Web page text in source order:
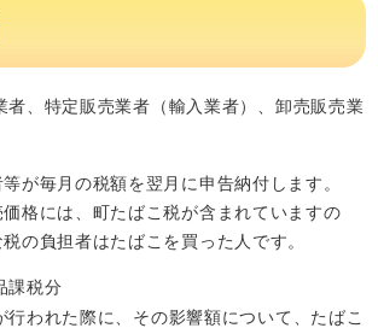
者、特定販売業者（輸入業者）、卸売販売業
が毎月の税額を翌月に申告納付します。
格には、町たばこ税が含まれていますの
の負担者はたばこを買った人です。
課税分
行われた際に、その影響額について、たばこ